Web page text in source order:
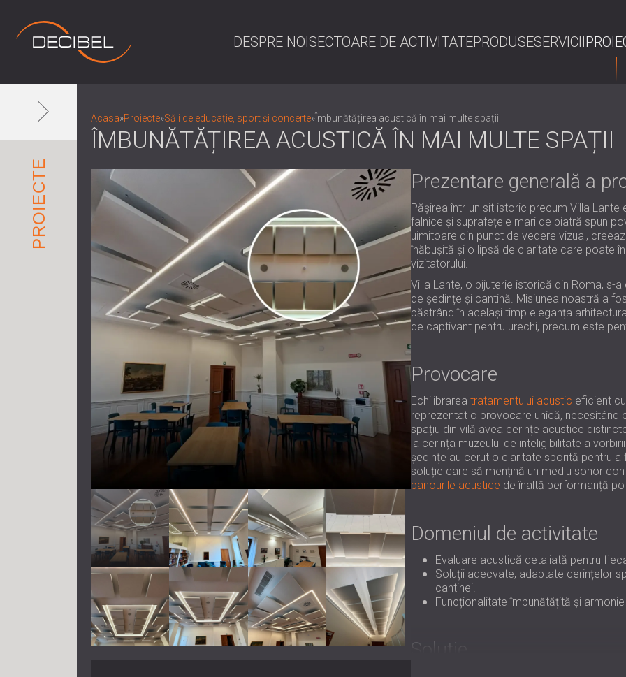
DESPRE NOISECTOARE DE ACTIVITATEPRODUSESERVICII
PROIECTE
Acasa»Proiecte»Săli de educație, sport și concerte» Îmbunătățirea acustică în mai multe spații
ÎMBUNĂTĂȚIREA ACUSTICĂ ÎN MAI MULTE SPAȚII
Prezentare generală a
Pășirea într-un sit istoric precum Villa
falnice și suprafețele mari de piatră spun
uimitoare din punct de vedere vizual,
înăbușită și o lipsă de claritate care poate
vizitatorului.
Villa Lante, o bijuterie istorică din Roma, s-
de ședințe și cantină. Misiunea noastră a
păstrând în același timp eleganța
de captivant pentru urechi, precum este
Provocare
Echilibrarea tratamentului acustic eficient
reprezentat o provocare unică,
spațiu din vilă avea cerințe acustice
la cerința muzeului de inteligibilitate a
ședințe au cerut o claritate sporită pentru
soluție care să mențină un mediu sonor
panourile acustice de înaltă performanță
Domeniul de activitate
Evaluare acustică detaliată pentru
Soluții adecvate, adaptate cerințelor
cantinei.
Funcționalitate îmbunătățită și armonie
Soluţie